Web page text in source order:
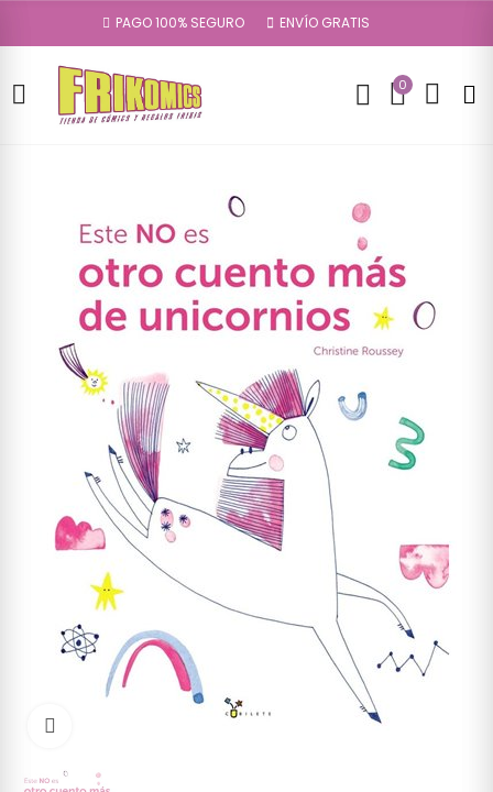
PAGO 100% SEGURO ENVÍO GRATIS
0